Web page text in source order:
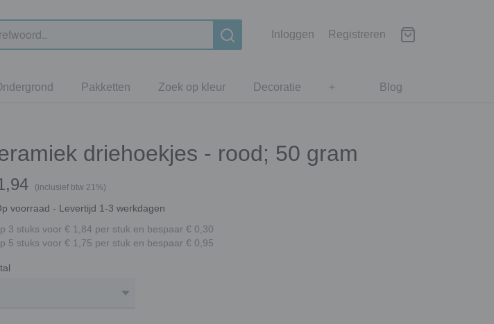
Inloggen Registreren
Blog
Pakketten Zoek op kleur Decoratie +
driehoekjes - rood; 50 gram
(inclusief btw 21%)
voorraad - Levertijd 1-3 werkdagen
3 stuks voor € 1,84 per stuk en bespaar € 0,30
5 stuks voor € 1,75 per stuk en bespaar € 0,95